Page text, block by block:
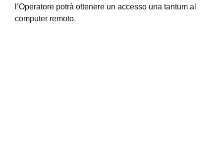
l’Operatore potrà ottenere un accesso una tantum al
computer remoto.